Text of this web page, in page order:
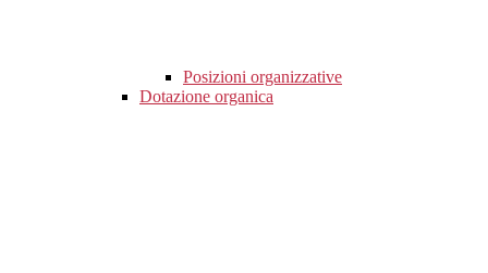
Posizioni organizzative
Dotazione organica